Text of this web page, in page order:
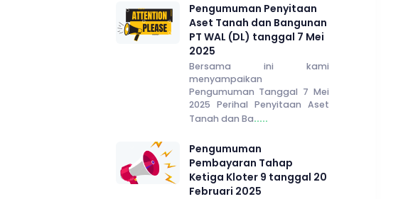
Pengumuman Penyitaan
Aset Tanah dan Bangunan
PT WAL (DL) tanggal 7 Mei
2025
Bersama ini kami
menyampaikan
Pengumuman Tanggal 7 Mei
2025 Perihal Penyitaan Aset
Tanah dan Ba.....
Pengumuman
Pembayaran Tahap
Ketiga Kloter 9 tanggal 20
Februari 2025